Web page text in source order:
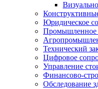
Юридическое
Промышленное
Технический
Цифровое
Управление
Финансово-
Обследование